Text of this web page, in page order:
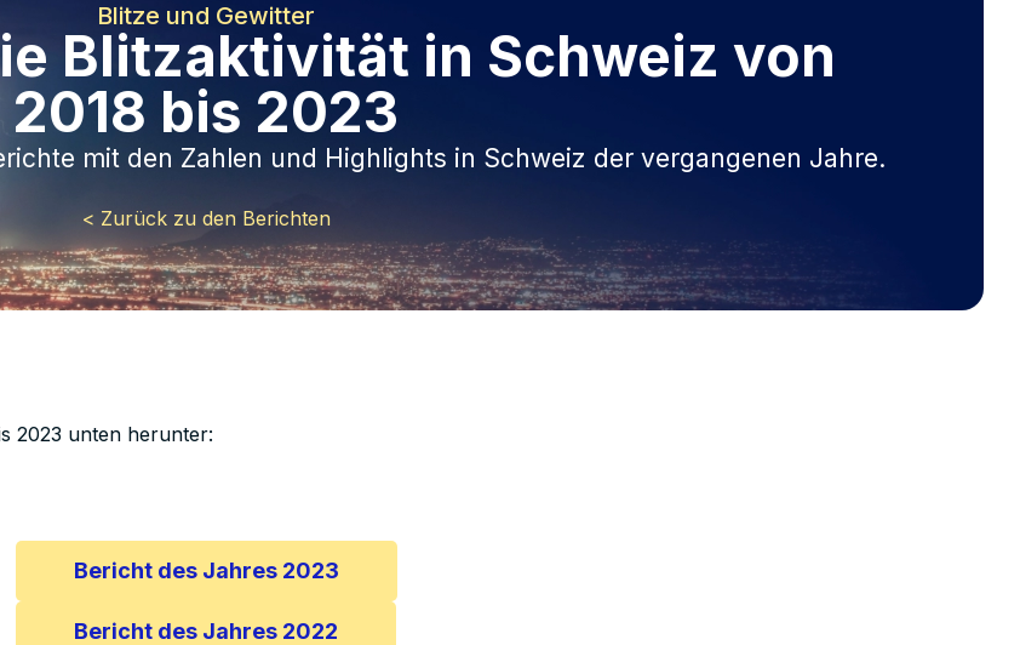
Blitze und Gewitter
Blitzaktivität in Schweiz von
2018 bis 2023
mit den Zahlen und Highlights in Schweiz der vergangenen Jahre.
< Zurück zu den Berichten
2023 unten herunter:
Bericht des Jahres 2023
Bericht des Jahres 2022